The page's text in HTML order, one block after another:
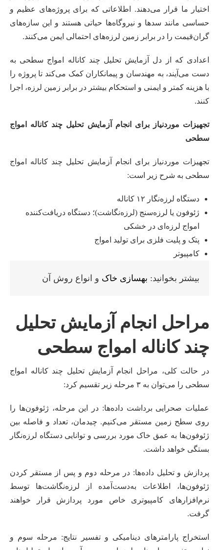
اختیار ما قرار می‌دهند. اطلاعاتی که برای پروژه‌های عظیم و
حساسی مانند سدها و نیروگاه‌ها حیاتی هستند و این سازه‌های
گران‌قیمت را در برابر زمین لرزه‌های احتمالی ایمن می‌کنند.
اعدادی که از دل آزمایش تحلیل چند کاناله امواج سطحی به
دست می‌آیند، به مهندسان و پیمانکاران کمک می‌کند تا پروژه را
با هزینه کمتر و ایمنی و استحکام بیشتر در برابر زمین لرزه، اجرا
کنند.
تجهیزات موردنیاز برای انجام آزمایش تحلیل چند کاناله امواج
سطحی
تجهیزات موردنیاز برای انجام آزمایش تحلیل چند کاناله امواج
سطحی به شرح زیر است:
دستگاه‌ لرزه‌نگار ۱۲ کاناله
ژئوفون یا لرزه‌سنج (لرزه‌نگاشت)؛ دستگاه دریافت‌کننده
امواج لرزه‌ای در خشکی
پتک و پلیت فلزی برای تولید امواج
کامپیوتر
بیشتر بخوانید: بهسازی خاک و انواع روش آن
مراحل انجام آزمایش تحلیل
چند کاناله امواج سطحی
در حالت کلی، مراحل انجام آزمایش تحلیل چند کاناله امواج
سطحی را می‌توان به ۳ مرحله زیر تقسیم کرد:
عملیات صحرایی برداشت داده‌ها: در این مرحله، ژئوفون‌ها را
روی سطح زمین مستقر می‌کنیم. چیدمان، تعداد و فاصله بین
ژئوفون‌ها به عمق خاک مورد بررسی و توانایی دستگاه لرزه‌نگار
بستگی خواهد داشت.
پردازش و تحلیل داده‌ها: در مرحله دوم و پس از مستقر کردن
ژئوفون‌ها، اطلاعات به‌دست‌آمده از لرزه‌نگاشت‌ها توسط
نرم‌افزارهای کامپیوتری خاص مورد پردازش قرار خواهند
گرفت.
استخراج پارامترهای دینامیکی و تفسیر نتایج: مرحله سوم و